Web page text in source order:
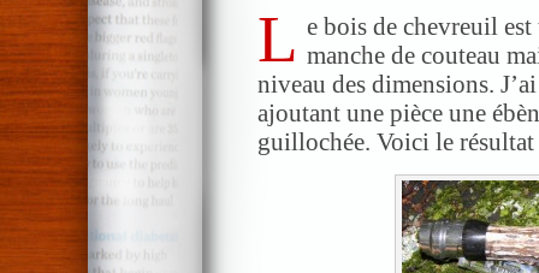
L e bois de chevreuil
manche de couteau
niveau des dimensions.
ajoutant une pièce une
guillochée. Voici le résultat